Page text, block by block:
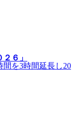
６」
間を3時間延長し20